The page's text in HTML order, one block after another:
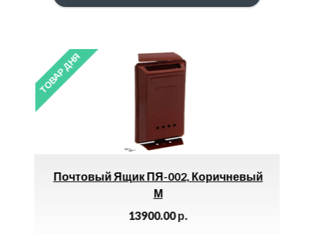
ТОВАР ДНЯ
Почтовый Ящик ПЯ-002, Коричневый
М
13900.00р.